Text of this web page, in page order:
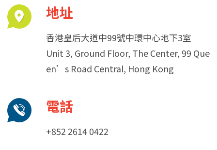
地址
香港皇后大道中99號中環中心地下3室
Unit 3, Ground Floor, The Center, 99 Que
en’s Road Central, Hong Kong
電話
+852 2614 0422